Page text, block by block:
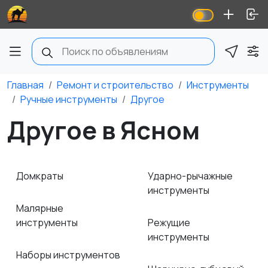
Главная Ремонт и строительство
Инструменты
Ручные инструменты
Другое
Другое в Ясном
Домкраты
Малярные
инструменты
Наборы инструментов
Ударно-рычажные
инструменты
Режущие
инструменты